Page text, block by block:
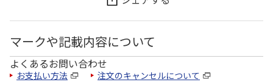
マークや記載内容について
よくあるお問い合わせ
お支払い方法 注文のキャンセルについて